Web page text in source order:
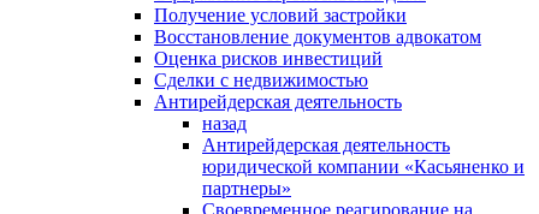
Получение условий застройки
Восстановление документов адвокатом
Оценка рисков инвестиций
Сделки с недвижимостью
Антирейдерская деятельность
назад
Антирейдерская деятельность
юридической компании «Касьяненко и
партнеры»
Своевременное реагирование на